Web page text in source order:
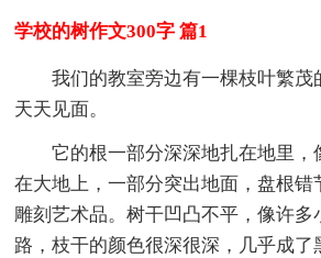
学校的树作文300字 篇1
我们的教室旁边有一棵枝叶繁茂
天天见面。
它的根一部分深深地扎在地里，
在大地上，一部分突出地面，盘根错
雕刻艺术品。树干凹凸不平，像许多
路，枝干的颜色很深很深，几乎成了